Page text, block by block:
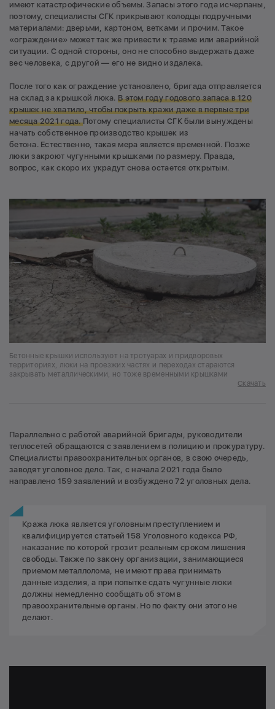
имеют катастрофические объемы. Запасы этого года исчерпаны,
поэтому, специалисты СГК прикрывают колодцы подручными
материалами: дверьми, картоном, ветками и прочим. Такое
«ограждение» может так же привести к травме или аварийной
ситуации. С одной стороны, оно не способно выдержать даже
вес человека, с другой — его не видно издалека.
После того как ограждение установлено, бригада отправляется
на склад за крышкой люка.В этом году годового запаса в 120
крышек не хватило, чтобы покрыть кражи даже в первые три
месяца 2021 года.Потому специалисты СГК были вынуждены
начать собственное производство крышек из
бетона. Естественно, такая мера является временной. Позже
люки закроют чугунными крышками по размеру. Правда,
вопрос, как скоро их украдут снова остается открытым.
Бетонные крышки используют на тротуарах и придворовых
территориях, люки на проезжих частях и переходах стараются
закрывать металлическими, но тоже временными крышками
Скачать
Параллельно с работой аварийной бригады, руководители
теплосетей обращаются с заявлением в полицию и прокуратуру.
Специалисты правоохранительных органов, в свою очередь,
заводят уголовное дело. Так, с начала 2021 года было
направлено 159 заявлений и возбуждено 72 уголовных дела.
Кража люка является уголовным преступлением и
квалифицируется статьей 158 Уголовного кодекса РФ,
наказание по которой грозит реальным сроком лишения
свободы. Также по закону организации, занимающиеся
приемом металлолома, не имеют права принимать
данные изделия, а при попытке сдать чугунные люки
должны немедленно сообщать об этом в
правоохранительные органы. Но по факту они этого не
делают.